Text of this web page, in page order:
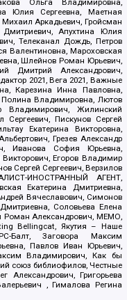
Юлия Сергеевна, Маетная
Михаил Аркадьевич, Гройсман
Апухтина Юлия
Телеканал Дождь, Петров
Валентиновна, Мароховская
Шлейнов Роман Юрьевич,
Дмитрий Александрович,
2021, Вега 2021, Важные
Карезина Инна Павловна,
Владимировна, Лютов
Владимирович, Жилинский
Пискунов Сергей
Екатерина Викторовна,
Грезев Александр
Иванова София Юрьевна,
Егоров Владимир
Сергей Сергеевич, Верзилов
ИНОСТРАННЫЙ АГЕНТ,
Екатерина Дмитриевна,
Вячеславович, Симонов
Соловьева Елена
Роман Александрович, МЕМО,
Bellingcat, Якутия – Наше
Балт, Заговора Максим
Павлов Иван Юрьевич,
Владимирович, Как бы
союз библиофилов, Честные
Александрович, Григорьева
, Гималова Регина